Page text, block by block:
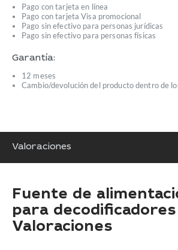
Pago con tarjeta en línea
Pago con tarjeta Visa promocional
Pago sin efectivo para personas jurídicas
Pago sin efectivo para personas físicas
Garantía:
12 meses
Cambio/devolución del producto dentro de
Valoraciones
Fuente de
para decodificadores
Valoraciones